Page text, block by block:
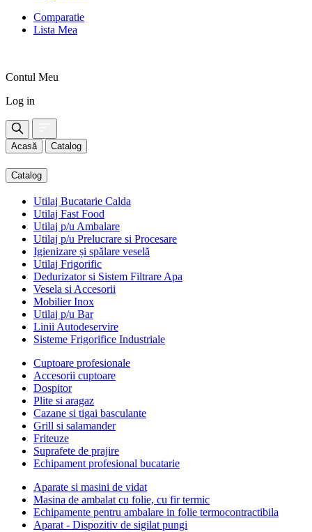
Comparatie
Lista Mea
Contul Meu
Log in
Acasă Catalog
Catalog
Utilaj Bucatarie Calda
Utilaj Fast Food
Utilaj p/u Ambalare
Utilaj p/u Prelucrare si Procesare
Igienizare și spălare veselă
Utilaj Frigorific
Dedurizator si Sistem Filtrare Apa
Vesela si Accesorii
Mobilier Inox
Utilaj p/u Bar
Linii Autodeservire
Sisteme Frigorifice Industriale
Cuptoare profesionale
Accesorii cuptoare
Dospitor
Plite si aragaz
Cazane si tigai basculante
Grill si salamander
Friteuze
Suprafete de prajire
Echipament profesional bucatarie
Aparate si masini de vidat
Masina de ambalat cu folie, cu fir termic
Echipamente pentru ambalare in folie termocontractibila
Aparat - Dispozitiv de sigilat pungi